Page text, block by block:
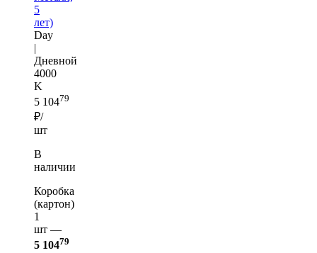
5
лет)
Day
|
Дневной
4000
K
5 10479
₽/
шт
В
наличии
Коробка
(картон)
1
шт —
5 10479